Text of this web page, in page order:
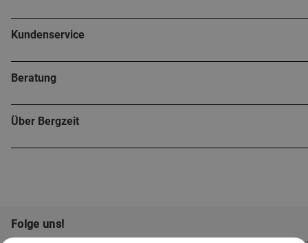
Kundenservice
Beratung
Über Bergzeit
Folge uns!